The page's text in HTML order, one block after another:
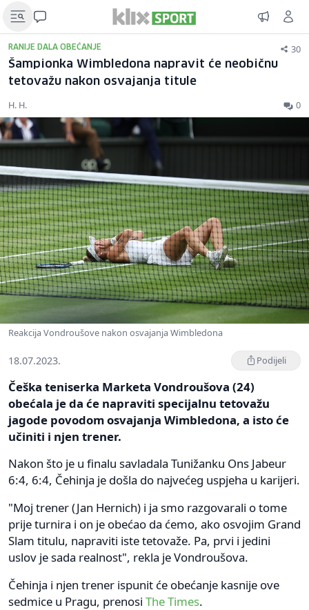
RANIJE DALA OBEĆANJE 30
Šampionka Wimbledona napravit će neobičnu
tetovažu nakon osvajanja titule
H. H. 0
Reakcija Vondroušove nakon osvajanja Wimbledona
18.07.2023. Podijeli
Češka teniserka Marketa Vondroušova (24)
obećala je da će napraviti specijalnu tetovažu
jagode povodom osvajanja Wimbledona, a isto će
učiniti i njen trener.
Nakon što je u finalu savladala Tunižanku Ons Jabeur
6:4, 6:4, Čehinja je došla do najvećeg uspjeha u karijeri.
"Moj trener (Jan Hernich) i ja smo razgovarali o tome
prije turnira i on je obećao da ćemo, ako osvojim Grand
Slam titulu, napraviti iste tetovaže. Pa, prvi i jedini
uslov je sada realnost", rekla je Vondroušova.
Čehinja i njen trener ispunit će obećanje kasnije ove
sedmice u Pragu, prenosi The Times.